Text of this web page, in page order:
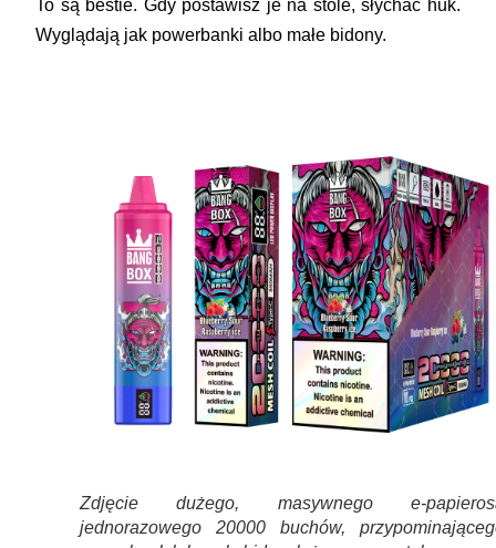
To są bestie. Gdy postawisz je na stole, słychać huk.
Wyglądają jak powerbanki albo małe bidony.
Zdjęcie dużego, masywnego e-
jednorazowego 20000 buchów,